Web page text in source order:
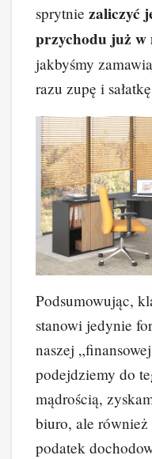
sprytnie zaliczyć
przychodu już w
jakbyśmy
razu zupę i
Podsumowując,
stanowi jedynie
naszej
podejdziemy do
mądrością,
biuro, ale również
podatek